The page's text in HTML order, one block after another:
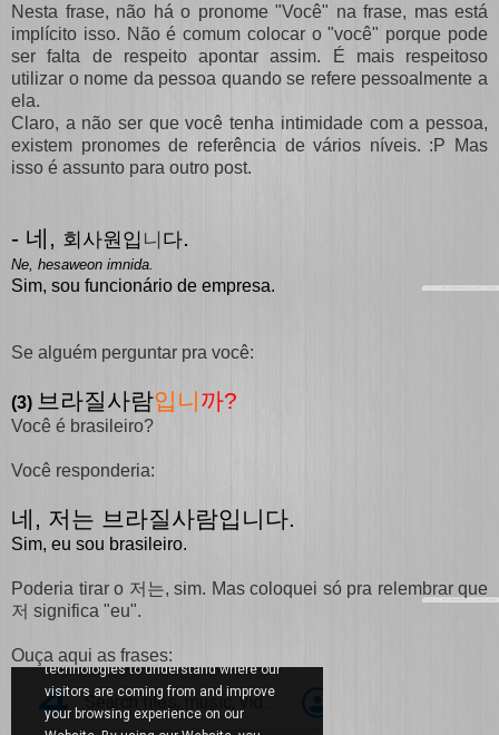
Nesta frase, não há o pronome "Você" na frase, mas está
implícito isso. Não é comum colocar o "você" porque pode
ser falta de respeito apontar assim. É mais respeitoso
utilizar o nome da pessoa quando se refere pessoalmente a
ela.
Claro, a não ser que você tenha intimidade com a pessoa,
existem pronomes de referência de vários níveis. :P Mas
isso é assunto para outro post.
- 네, 회사원입 니 다.
Ne, hesaweon imnida.
Sim, sou funcionário de empresa.
Se alguém perguntar pra você:
(3) 브라질사람입니 까?
Você é brasileiro?
Você responderia:
네, 저는 브라질사람입니다.
Sim, eu sou brasileiro.
Poderia tirar o 저는, sim. Mas coloquei só pra relembrar que
저 significa "eu".
Ouça aqui as frases: